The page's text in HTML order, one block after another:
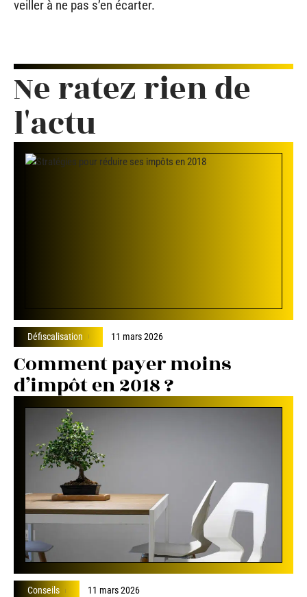
veiller à ne pas s’en écarter.
Ne ratez rien de
l'actu
Défiscalisation 11 mars 2026
Comment payer moins
d’impôt en 2018 ?
Conseils 11 mars 2026